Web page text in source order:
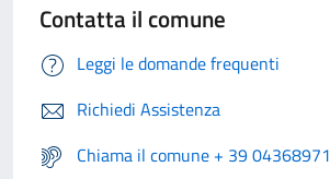
Contatta il comune
Leggi le domande frequenti
Richiedi Assistenza
Chiama il comune + 39 04368971